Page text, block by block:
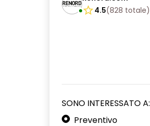
4.5(828 totale)
SONO INTERESSATO A:
Preventivo